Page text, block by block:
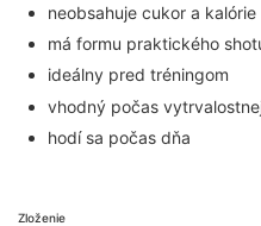
neobsahuje cukor a kalórie
má formu praktického
ideálny pred tréningom
vhodný počas
hodí sa počas dňa
Zloženie